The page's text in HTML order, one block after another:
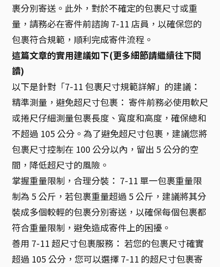
裹分別寄送。此外，對於不確定的包裹尺寸或重
量，請務必在寄件前諮詢 7-11 店員，以確保您的
包裹符合規範，順利完成寄件流程。
這篇文章的實用建議如下(更多細節請繼續往下閱
讀)
以下是針對「7-11 包裹尺寸規範詳解」的建議：
精準測量，避免超尺寸包裹： 寄件前務必使用軟尺
或捲尺仔細測量包裹長度、寬度和高度，確保總和
不超過 105 公分。為了避免超尺寸包裹，建議您將
包裹尺寸控制在 100 公分以內，留出 5 公分的空
間，降低超尺寸的風險。
掌握重量限制，合理分裝： 7-11 單一包裹重量限
制為 5 公斤，若包裹重量超過 5 公斤，建議將其分
裝成多個較輕的包裹分別寄送，以確保每個包裹都
符合重量限制，避免造成寄件上的困擾。
善用 7-11 超尺寸包裹服務： 若您的包裹尺寸確實
超過 105 公分，您可以選擇 7-11 的超尺寸包裹寄